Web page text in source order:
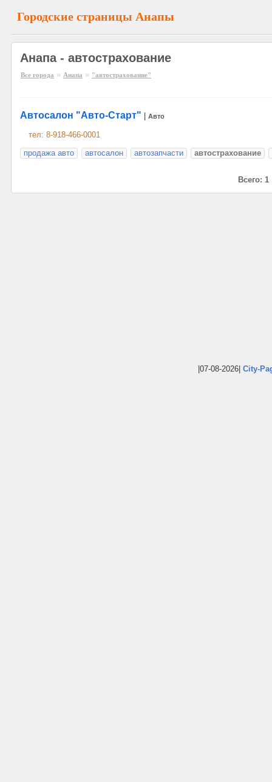
Городские страницы Анапы
Анапа - автострахование
Все города » Анапа » "автострахование"
Автосалон "Авто-Старт" Авто
тел: 8-918-466-0001
продажа авто
автосалон автозапчасти автострахование
Всего: 1
|07-08-2026| City-